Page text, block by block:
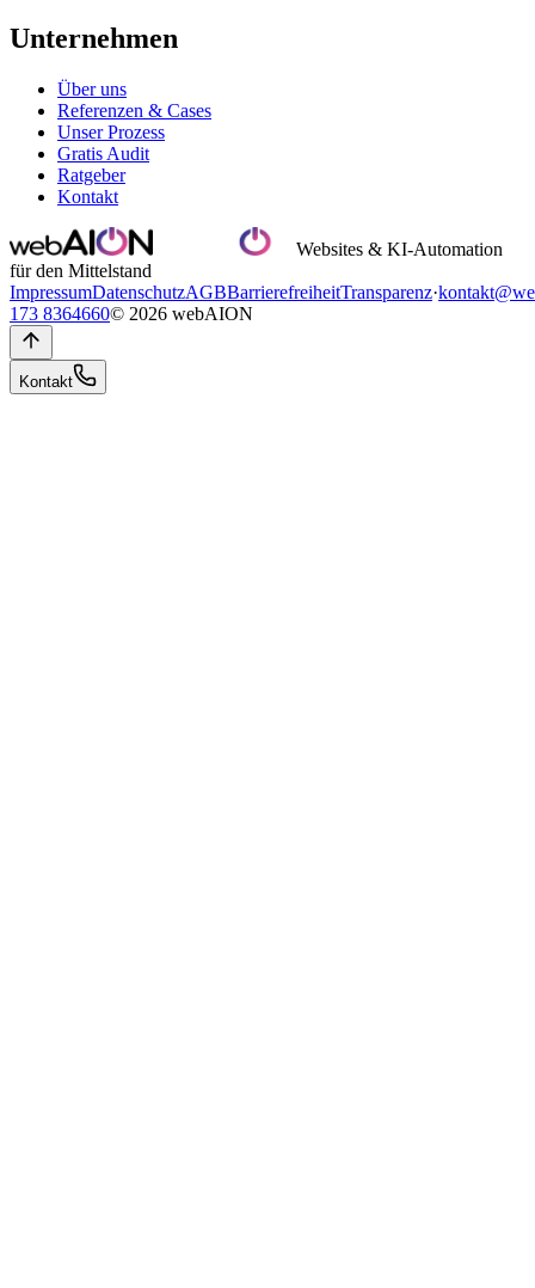
Unternehmen
Über uns
Referenzen & Cases
Unser Prozess
Gratis Audit
Ratgeber
Kontakt
Websites & KI-Automation
für den Mittelstand
ImpressumDatenschutzAGBBarrierefreiheitTransparenz·
173 8364660© 2026 webAION
Kontakt